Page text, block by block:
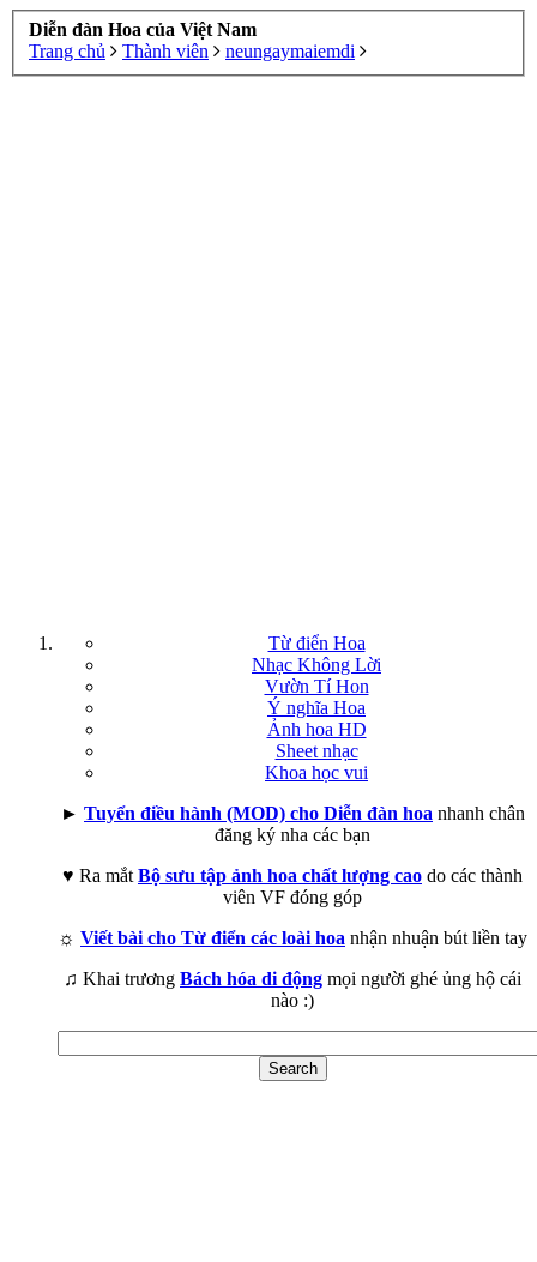
Diễn đàn Hoa của Việt Nam
Trang chủ
Thành viên neungaymaiemdi
Từ điển Hoa
Nhạc Không Lời
Vườn Tí Hon
Ý nghĩa Hoa
Ảnh hoa HD
Sheet nhạc
Khoa học vui
► Tuyển điều hành (MOD) cho Diễn đàn hoa nhanh chân
đăng ký nha các bạn
♥ Ra mắt Bộ sưu tập ảnh hoa chất lượng cao do các thành
viên VF đóng góp
☼ Viết bài cho Từ điển các loài hoa nhận nhuận bút liền tay
♫ Khai trương Bách hóa di động mọi người ghé ủng hộ cái
nào :)